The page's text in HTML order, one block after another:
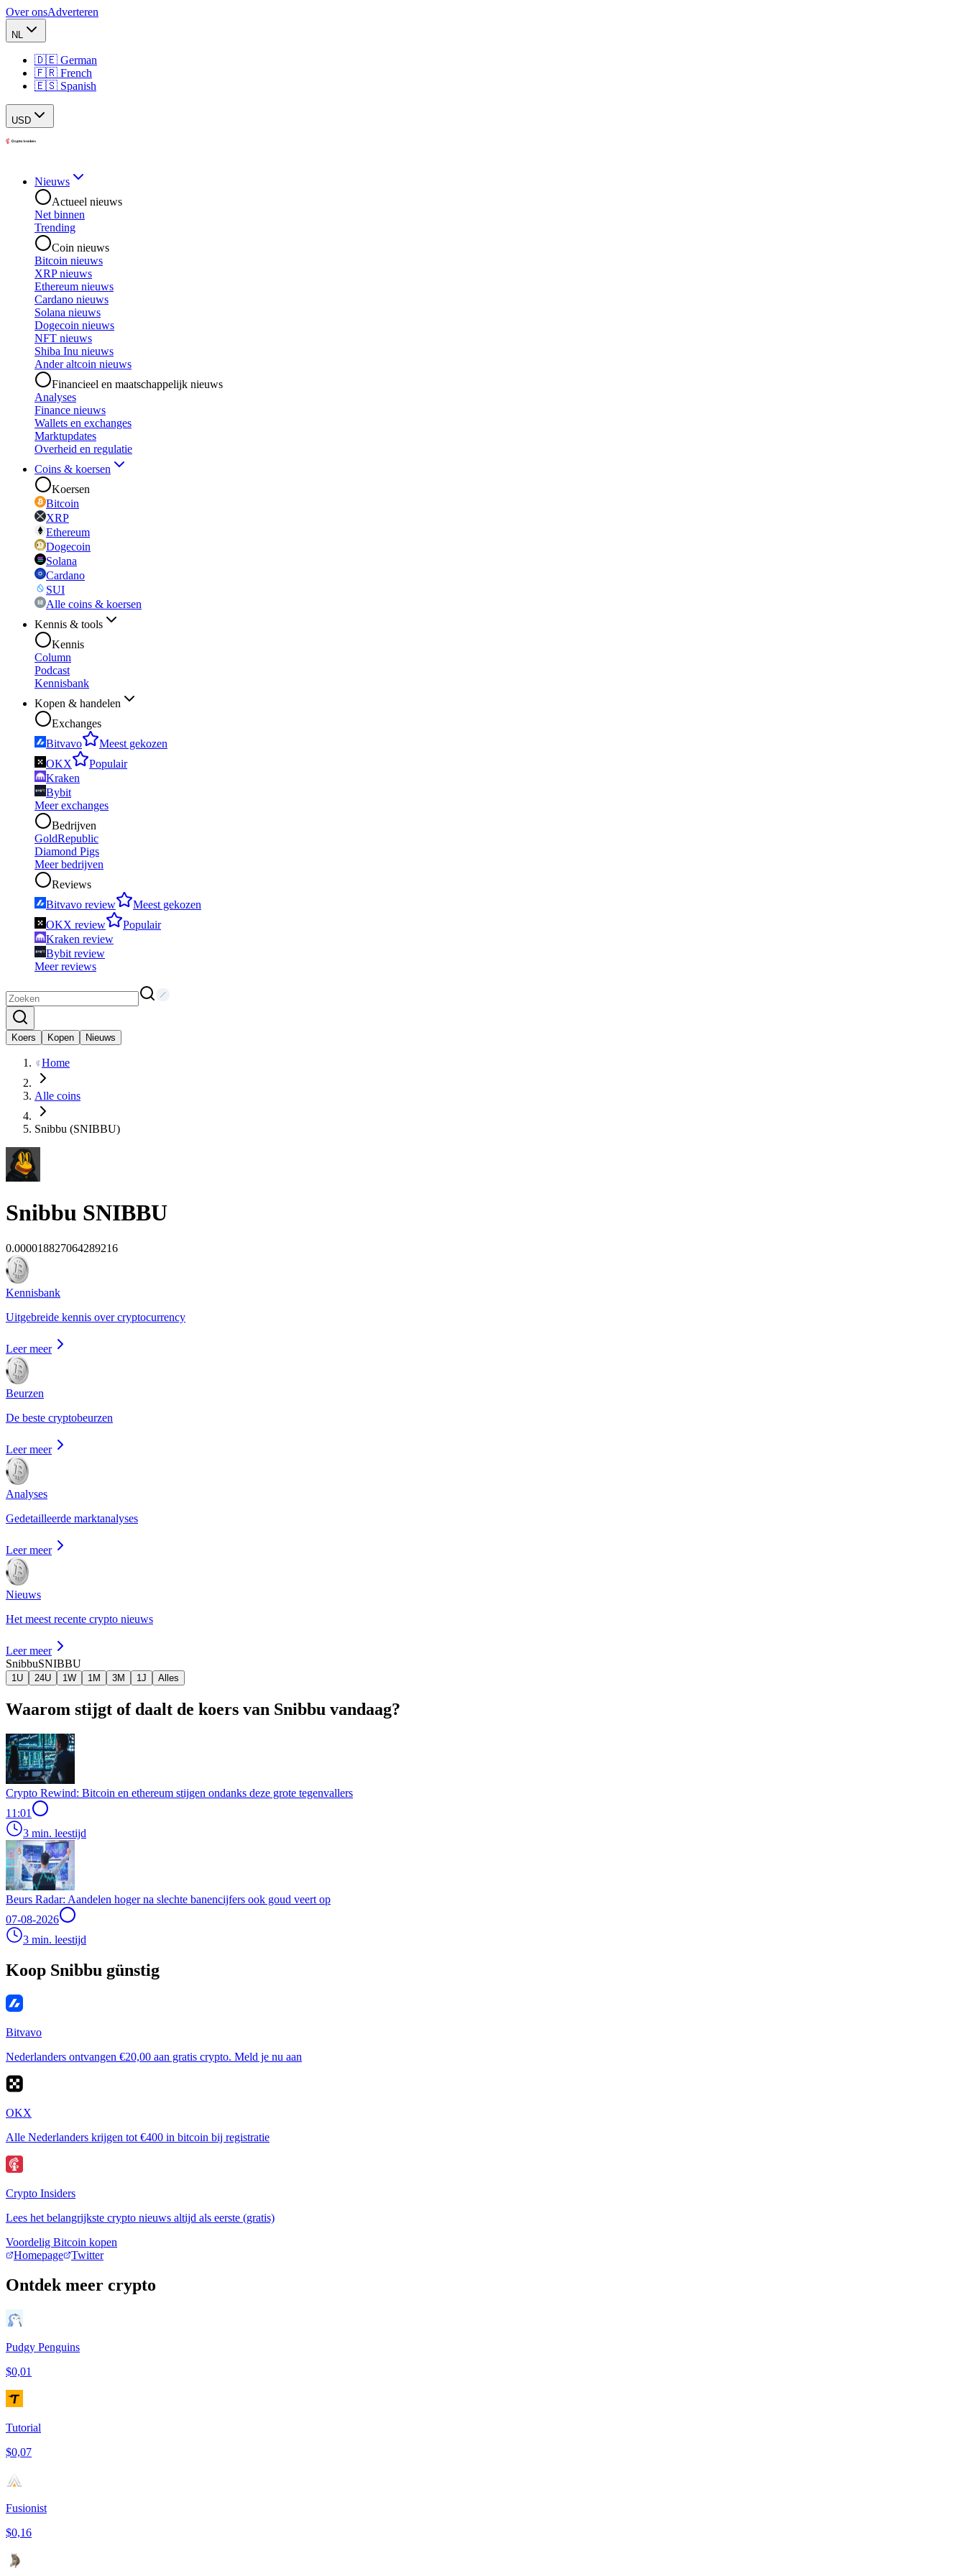
Over onsAdverteren
NL
🇩🇪 German
🇫🇷 French
🇪🇸 Spanish
USD
Nieuws
Actueel nieuws
Net binnen
Trending
Coin nieuws
Bitcoin nieuws
XRP nieuws
Ethereum nieuws
Cardano nieuws
Solana nieuws
Dogecoin nieuws
NFT nieuws
Shiba Inu nieuws
Ander altcoin nieuws
Financieel en maatschappelijk nieuws
Analyses
Finance nieuws
Wallets en exchanges
Marktupdates
Overheid en regulatie
Coins & koersen
Koersen
Bitcoin
XRP
Ethereum
Dogecoin
Solana
Cardano
SUI
Alle coins & koersen
Kennis & tools
Kennis
Column
Podcast
Kennisbank
Kopen & handelen
Exchanges
Bitvavo
Meest gekozen
OKX
Populair
Kraken
Bybit
Meer exchanges
Bedrijven
GoldRepublic
Diamond Pigs
Meer bedrijven
Reviews
Bitvavo review
Meest gekozen
OKX review
Populair
Kraken review
Bybit review
Meer reviews
Koers Kopen Nieuws
Home
Alle coins
Snibbu (SNIBBU)
Snibbu SNIBBU
0.000018827064289216
Kennisbank
Uitgebreide kennis over cryptocurrency
Leer meer
Beurzen
De beste cryptobeurzen
Leer meer
Analyses
Gedetailleerde marktanalyses
Leer meer
Nieuws
Het meest recente crypto nieuws
Leer meer
SnibbuSNIBBU
1U 24U 1W 1M 3M 1J Alles
Waarom stijgt of daalt de koers van Snibbu vandaag?
Crypto Rewind: Bitcoin en ethereum stijgen ondanks deze grote tegenvallers
11:01
3 min. leestijd
Beurs Radar: Aandelen hoger na slechte banencijfers ook goud veert op
07-08-2026
3 min. leestijd
Koop Snibbu günstig
Bitvavo
Nederlanders ontvangen €20,00 aan gratis crypto. Meld je nu aan
OKX
Alle Nederlanders krijgen tot €400 in bitcoin bij registratie
Crypto Insiders
Lees het belangrijkste crypto nieuws altijd als eerste (gratis)
Voordelig Bitcoin kopen
Homepage
Twitter
Ontdek meer crypto
Pudgy Penguins
$0,01
Tutorial
$0,07
Fusionist
$0,16